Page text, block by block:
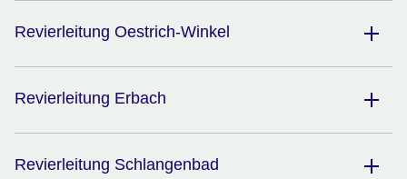
Revierleitung Oestrich-Winkel
Revierleitung Erbach
Revierleitung Schlangenbad